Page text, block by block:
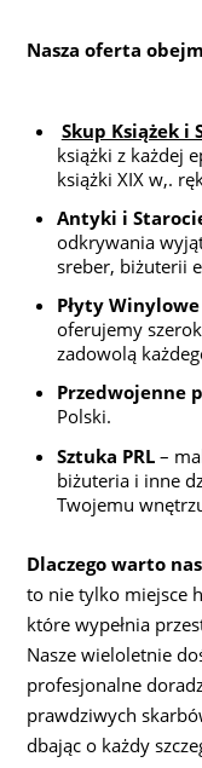
Nasza oferta
Skup Książek i
książki z każdej
książki XIX w,.
Antyki i
odkrywania
sreber, biżuterii
Płyty Winylowe
oferujemy
zadowolą
Przedwojenne
Polski.
Sztuka PRL–
biżuteria i inne
Twojemu
Dlaczego warto
to nie tylko miejsce
które wypełnia
Nasze wieloletnie
profesjonalne
prawdziwych
dbając o każdy